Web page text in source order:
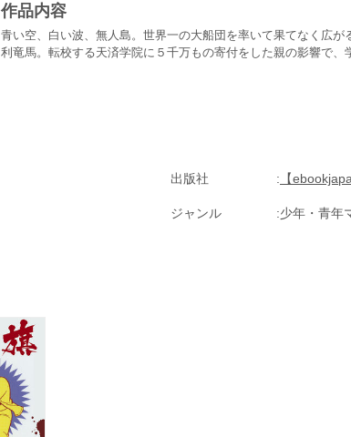
作品内容
青い空、白い波、無人島。世界一の大船団を率いて果てなく広
利竜馬。転校する天済学院に５千万もの寄付をした親の影響で
出版社 【
ジャンル 少年・青年